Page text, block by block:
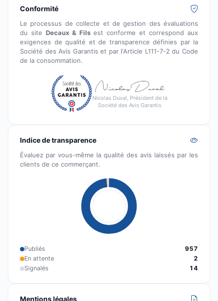
Conformité
Le processus de collecte et de gestion des évaluations
du site Decaux & Filsest conforme et correspond aux
exigences de qualité et de transparence définies par la
Société des Avis Garantis et par l'Article L111-7-2 du Code
de la consommation.
Nicolas Duval, Président de la
Société des Avis Garantis
Indice de transparence
Évaluez par vous-même la qualité des avis laissés par les
clients de ce commerçant.
Publiés
957
En attente
2
Signalés
14
Mentions légales